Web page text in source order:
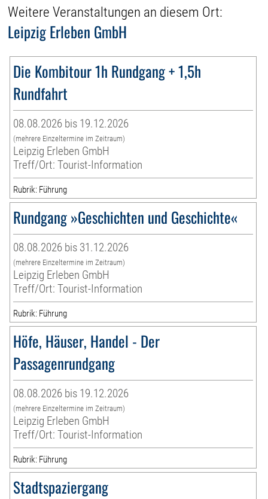
Weitere Veranstaltungen an diesem Ort:
Leipzig Erleben GmbH
Die Kombitour 1h Rundgang + 1,5h
Rundfahrt
08.08.2026 bis 19.12.2026
(mehrere Einzeltermine im Zeitraum)
Leipzig Erleben GmbH
Treff/Ort: Tourist-Information
Rubrik: Führung
Rundgang »Geschichten und Geschichte«
08.08.2026 bis 31.12.2026
(mehrere Einzeltermine im Zeitraum)
Leipzig Erleben GmbH
Treff/Ort: Tourist-Information
Rubrik: Führung
Höfe, Häuser, Handel - Der
Passagenrundgang
08.08.2026 bis 19.12.2026
(mehrere Einzeltermine im Zeitraum)
Leipzig Erleben GmbH
Treff/Ort: Tourist-Information
Rubrik: Führung
Stadtspaziergang